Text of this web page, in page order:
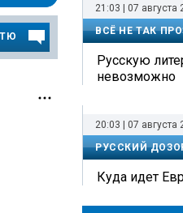
21:03 | 07 августа
ВСЁ НЕ ТАК
Русскую
невозможно
20:03 | 07 августа
РУССКИЙ
Куда идет